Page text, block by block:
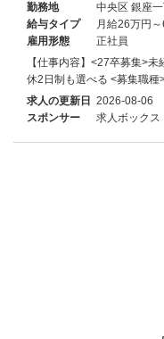
勤務地
中央区 銀座
給与タイプ
月給26万円
雇用形態
正社員
【仕事内容】<27卒募集>
休2日制も選べる <募集職種
求人の更新日 2026-08-06
スポンサー
求人ボックス